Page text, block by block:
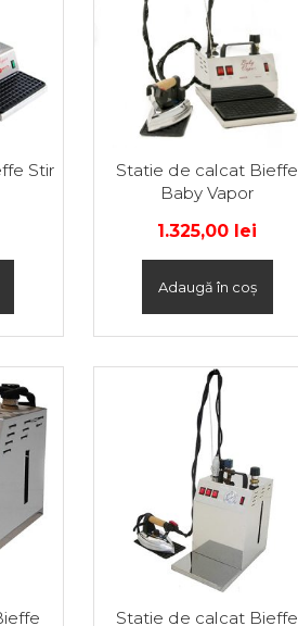
Stir
Statie de calcat Bieffe
Baby Vapor
1.325,00 lei
Adaugă în coș
Statie de calcat Bieffe